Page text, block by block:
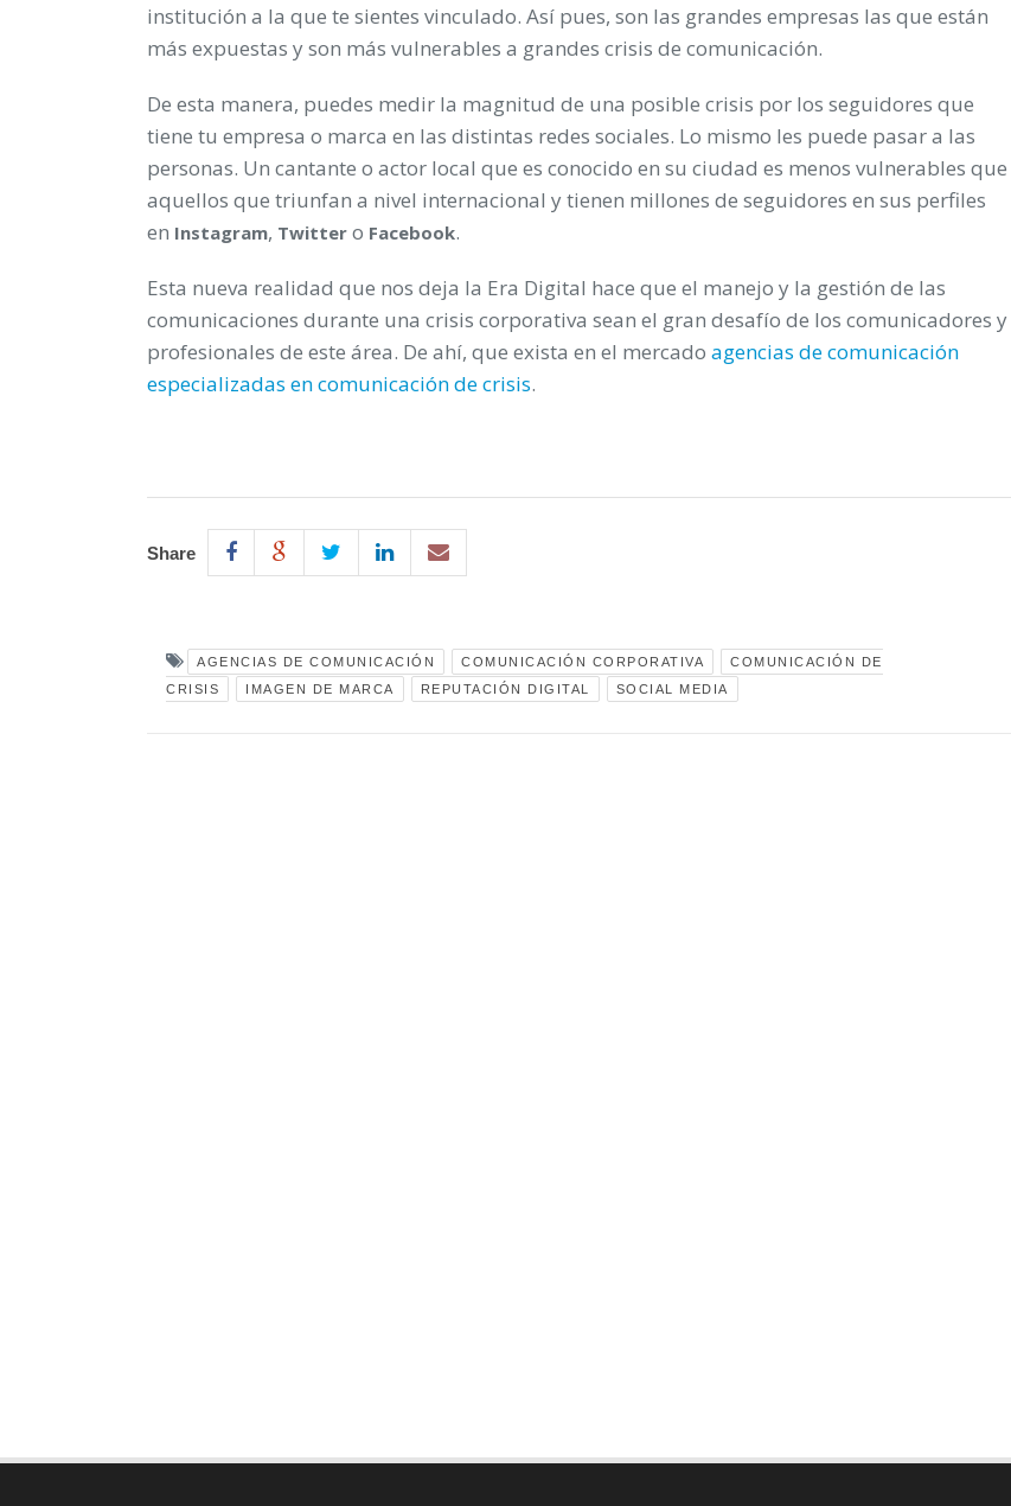
institución a la que te sientes vinculado. Así pues, son las grandes empresas las que están
más expuestas y son más vulnerables a grandes crisis de comunicación.
De esta manera, puedes medir la magnitud de una posible crisis por los seguidores que
tiene tu empresa o marca en las distintas redes sociales. Lo mismo les puede pasar a las
personas. Un cantante o actor local que es conocido en su ciudad es menos vulnerables que
aquellos que triunfan a nivel internacional y tienen millones de seguidores en sus perfiles
en Instagram, Twitter o Facebook.
Esta nueva realidad que nos deja la Era Digital hace que el manejo y la gestión de las
comunicaciones durante una crisis corporativa sean el gran desafío de los comunicadores y
profesionales de este área. De ahí, que exista en el mercado agencias de comunicación
especializadas en comunicación de crisis.
Share
AGENCIAS DE COMUNICACIÓN COMUNICACIÓN CORPORATIVA
COMUNICACIÓN DE
CRISIS
IMAGEN DE MARCA REPUTACIÓN DIGITAL SOCIAL MEDIA